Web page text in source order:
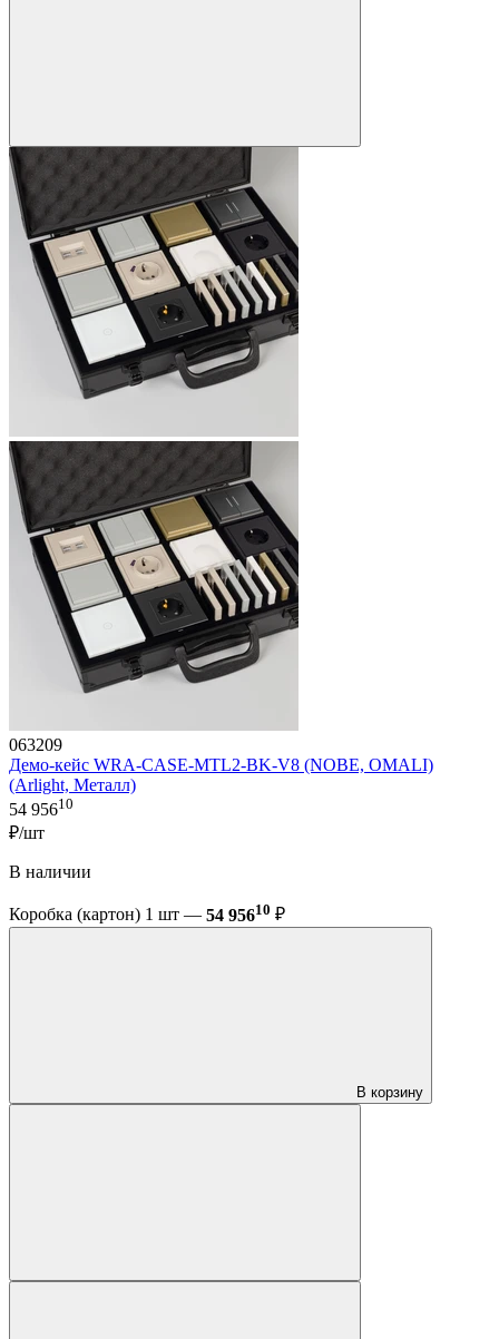
063209
Демо-кейс WRA-CASE-MTL2-BK-V8 (NOBE, OMALI)
(Arlight, Металл)
54 95610
₽/шт
В наличии
Коробка (картон) 1 шт — 54 95610 ₽
В корзину